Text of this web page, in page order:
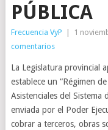
PÚBLICA
Frecuencia VyP 1
comentarios
La Legislatura provincial
establece un “Régimen
Asistenciales del Sistema
enviada por el Poder
cobrar a terceros, obras